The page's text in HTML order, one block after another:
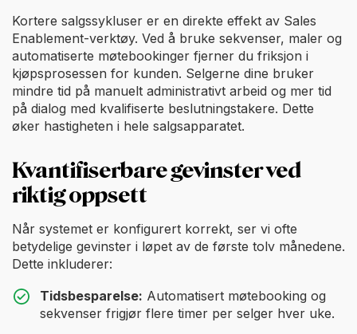
Kortere salgssykluser er en direkte effekt av Sales
Enablement-verktøy. Ved å bruke sekvenser, maler og
automatiserte møtebookinger fjerner du friksjon i
kjøpsprosessen for kunden. Selgerne dine bruker
mindre tid på manuelt administrativt arbeid og mer tid
på dialog med kvalifiserte beslutningstakere. Dette
øker hastigheten i hele salgsapparatet.
Kvantifiserbare gevinster ved
riktig oppsett
Når systemet er konfigurert korrekt, ser vi ofte
betydelige gevinster i løpet av de første tolv månedene.
Dette inkluderer:
Tidsbesparelse: Automatisert møtebooking og
sekvenser frigjør flere timer per selger hver uke.